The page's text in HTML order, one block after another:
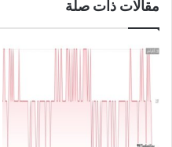
س
ك
س
مقالات ذات صلة